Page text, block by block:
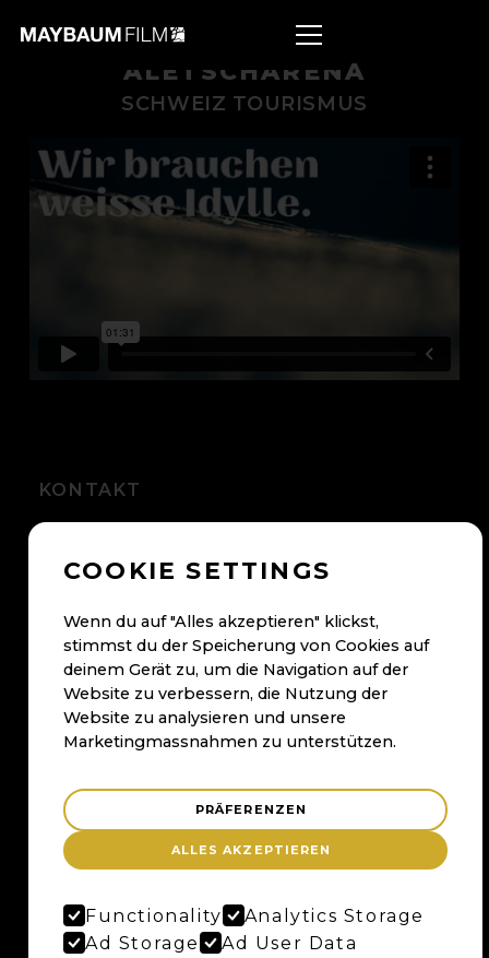
ALETSCHARENA
SCHWEIZ TOURISMUS
KONTAKT
kontakt@maybaum.ch
BADEN
Maybaum AG
Bruggerstrasse 37
5400 Baden
Anfahrtsplan
Google Maps
BERN
COOKIE SETTINGS
Wenn du auf "Alles akzeptieren" klickst,
stimmst du der Speicherung von Cookies auf
deinem Gerät zu, um die Navigation auf der
Website zu verbessern, die Nutzung der
Website zu analysieren und unsere
Marketingmassnahmen zu unterstützen.
PRÄFERENZEN
ALLES AKZEPTIEREN
Functionality
Analytics Storage
Ad Storage
Ad User Data